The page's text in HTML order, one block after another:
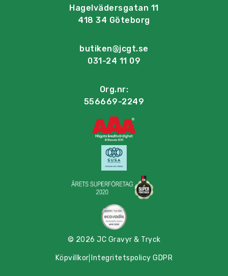
Hagelvädersgatan 11
418 34 Göteborg
butiken@jcgt.se
031-24 11 09
Org.nr:
556669-2249
© 2026 JC Gravyr & Tryck
Köpvillkor Integritetspolicy GDPR